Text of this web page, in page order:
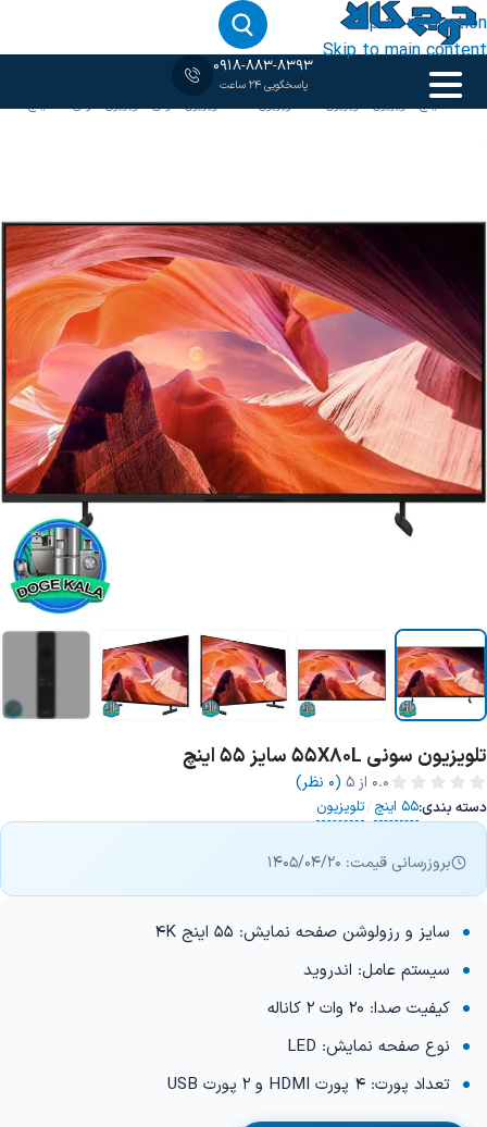
Skip to navigation
Skip to main content
0918-883-8393
پاسخگویی 24 ساعت
خانه‹55 اینچ /تلویزیون/تلویزیون 4K /تلویزیون LED /تلویزیون سونی/تلویزیون سونی 55 اینچ
تلویزیون سونی 55X80L سایز 55 اینچ
0.0 از ۵ (0 نظر)
دسته بندی:55 اینچ /تلویزیون
بروزرسانی قیمت: 1405/04/20
سایز و رزولوشن صفحه نمایش: 55 اینج 4K
سیستم عامل: اندروید
کیفیت صدا: 20 وات 2 کاناله
نوع صفحه نمایش: LED
تعداد پورت: 4 پورت HDMI و 2 پورت USB